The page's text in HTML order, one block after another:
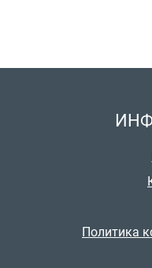
Политика